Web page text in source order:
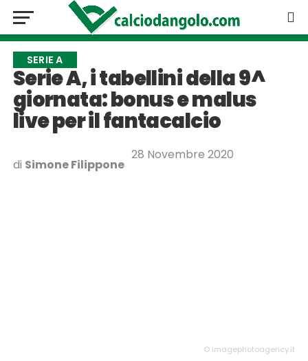
SERIE A
Serie A, i tabellini della 9^
giornata: bonus e malus
live per il fantacalcio
di Simone Filippone
28 Novembre 2020
© imagephotoagency.it